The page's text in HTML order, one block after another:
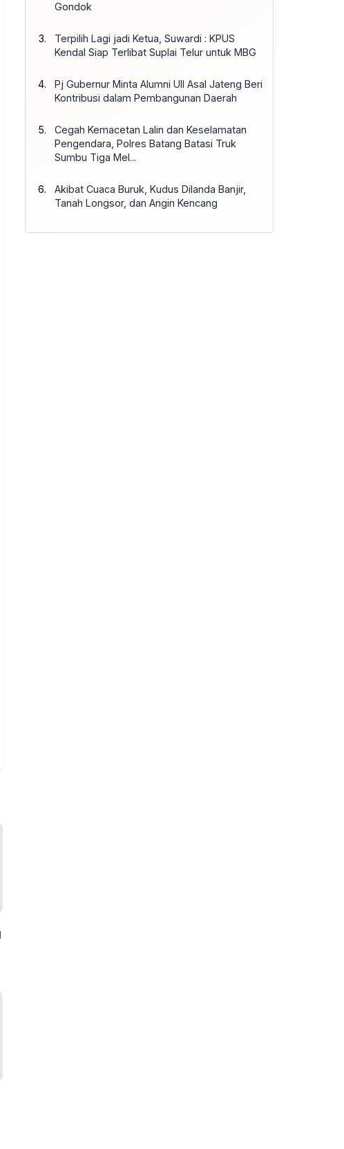
Gondok
Terpilih Lagi jadi Ketua, Suwardi : KPUS
Kendal Siap Terlibat Suplai Telur untuk MBG
Pj Gubernur Minta Alumni UII Asal Jateng Beri
Kontribusi dalam Pembangunan Daerah
Cegah Kemacetan Lalin dan Keselamatan
Pengendara, Polres Batang Batasi Truk
Sumbu Tiga Mel...
Akibat Cuaca Buruk, Kudus Dilanda Banjir,
Tanah Longsor, dan Angin Kencang